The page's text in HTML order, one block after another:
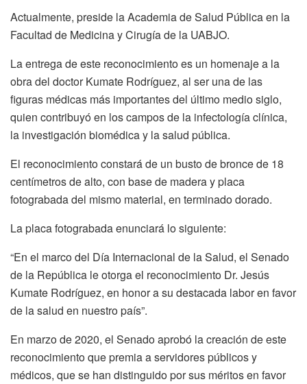
Actualmente, preside la Academia de Salud Pública en la
Facultad de Medicina y Cirugía de la UABJO.
La entrega de este reconocimiento es un homenaje a la
obra del doctor Kumate Rodríguez, al ser una de las
figuras médicas más importantes del último medio siglo,
quien contribuyó en los campos de la infectología clínica,
la investigación biomédica y la salud pública.
El reconocimiento constará de un busto de bronce de 18
centímetros de alto, con base de madera y placa
fotograbada del mismo material, en terminado dorado.
La placa fotograbada enunciará lo siguiente:
“En el marco del Día Internacional de la Salud, el Senado
de la República le otorga el reconocimiento Dr. Jesús
Kumate Rodríguez, en honor a su destacada labor en favor
de la salud en nuestro país”.
En marzo de 2020, el Senado aprobó la creación de este
reconocimiento que premia a servidores públicos y
médicos, que se han distinguido por sus méritos en favor